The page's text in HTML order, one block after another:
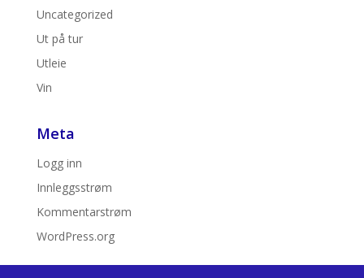
Uncategorized
Ut på tur
Utleie
Vin
Meta
Logg inn
Innleggsstrøm
Kommentarstrøm
WordPress.org